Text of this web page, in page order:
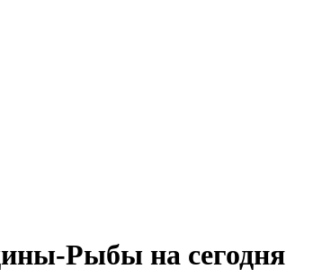
Рыбы на сегодня